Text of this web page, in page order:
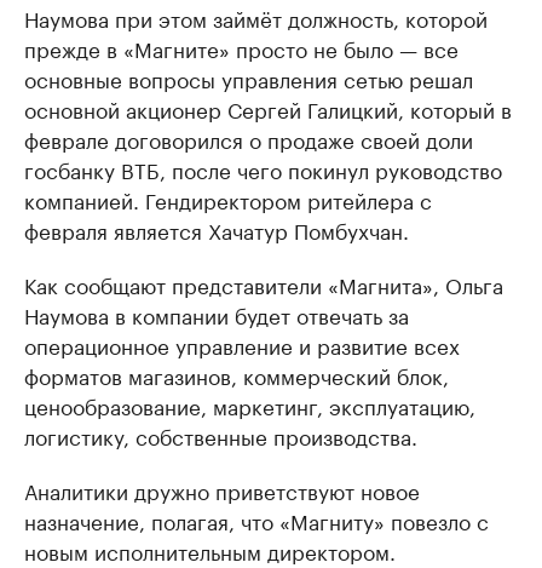
Наумова при этом займёт должность, которой
прежде в «Магните» просто не было — все
основные вопросы управления сетью решал
основной акционер Сергей Галицкий, который в
феврале договорился о продаже своей доли
госбанку ВТБ, после чего покинул руководство
компанией. Гендиректором ритейлера с
февраля является Хачатур Помбухчан.
Как сообщают представители «Магнита», Ольга
Наумова в компании будет отвечать за
операционное управление и развитие всех
форматов магазинов, коммерческий блок,
ценообразование, маркетинг, эксплуатацию,
логистику, собственные производства.
Аналитики дружно приветствуют новое
назначение, полагая, что «Магниту» повезло с
новым исполнительным директором.